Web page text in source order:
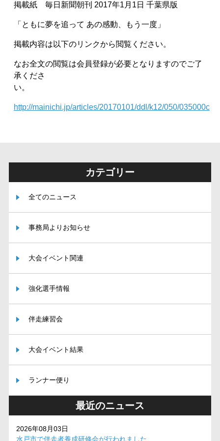
掲載紙 毎日新聞朝刊 2017年1月1日 千葉県版
「ともに夢を追って あの感動、もう一度」
掲載内容は以下のリンクから閲覧ください。
なお全文の閲覧は会員登録が必要となりますのでご了
承くださ
http://mainichi.jp/articles/20170101/ddl/k12/050/035000c
カテゴリー
全てのニュース
事務局よりお知らせ
大会イベント関連
強化選手情報
伴走練習会
大会イベント結果
ランナー便り
最近のニュース
2026年08月03日
水戸市で伴走者養成研修会が行われました